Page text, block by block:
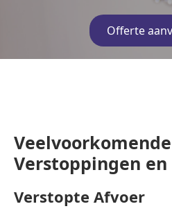
Offerte
Veelvoorkomende
Verstoppingen
Verstopte Afvoer